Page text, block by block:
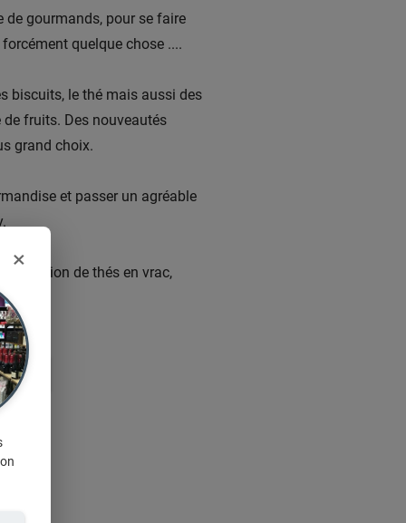
de gourmands, pour se faire
quelque chose ....
biscuits, le thé mais aussi des
fruits. Des nouveautés
grand choix.
et passer un agréable
sélection de thés en vrac,
×